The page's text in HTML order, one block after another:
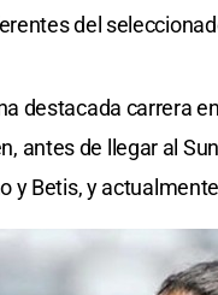
del
destacada carrera
antes de llegar al
y Betis, y